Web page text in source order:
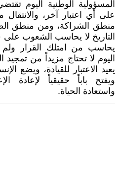
المسؤولية الوطنية اليوم
على أي اعتبار آخر،
منطق الشراكة، ومن منطق
التاريخ لا يحاسب الشعوب على
يحاسب من امتلك القرار
اليوم لا تحتاج مزيداً من
يعيد الاعتبار للقيادة، ويضع
ويفتح باباً حقيقياً لإعادة
واستعادة الحياة.